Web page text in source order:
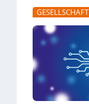
GESELLSCHAFT